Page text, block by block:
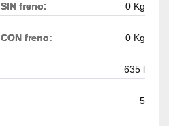
freno: 0 Kg
freno: 0 Kg
635 l
5